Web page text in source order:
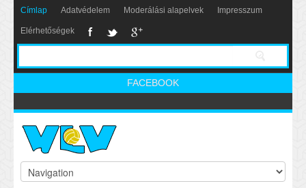
Címlap Adatvédelem Moderálási alapelvek Impresszum
Elérhetőségek
FACEBOOK